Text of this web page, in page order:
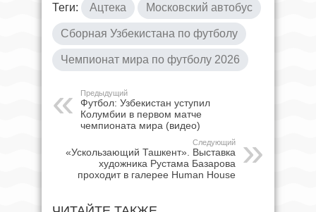
Теги: Ацтека Московский автобус
Сборная Узбекистана по футболу
Чемпионат мира по футболу 2026
Предыдущий
Футбол: Узбекистан уступил
Колумбии в первом матче
чемпионата мира (видео)
Следующий
«Ускользающий Ташкент». Выставка
художника Рустама Базарова
проходит в галерее Human House